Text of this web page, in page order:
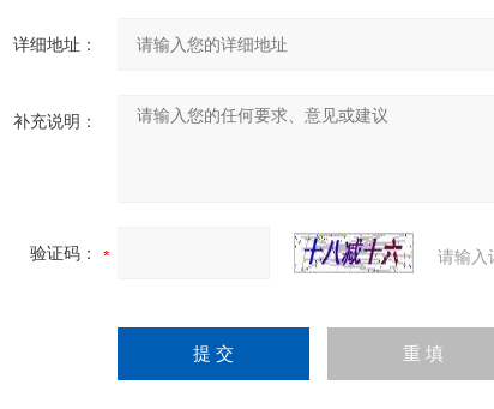
详细地址：
补充说明：
验证码： 请输入